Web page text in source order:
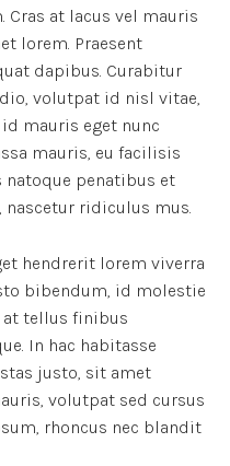
Cras at lacus vel mauris
lorem. Praesent
dapibus. Curabitur
volutpat id nisl vitae,
mauris eget nunc
mauris, eu facilisis
natoque penatibus et
ridiculus mus.
hendrerit lorem viverra
bibendum, id molestie
at tellus finibus
In hac habitasse
justo, sit amet
volutpat sed cursus
rhoncus nec blandit